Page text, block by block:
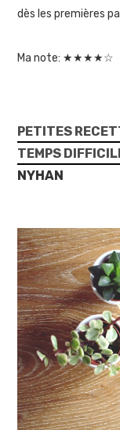
dès les premières
Ma note: ★★★★☆
PETITES
TEMPS
NYHAN